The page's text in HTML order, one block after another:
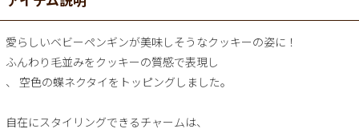
愛らしいベビーペンギンが美味しそうなクッキーの姿に！
ふんわり毛並みをクッキーの質感で表現し
、 空色の蝶ネクタイをトッピングしました。
自在にスタイリングできるチャームは、